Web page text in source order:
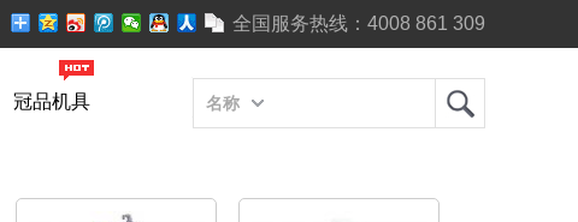
全国服务热线： 4008 861 309
冠品机具 名称